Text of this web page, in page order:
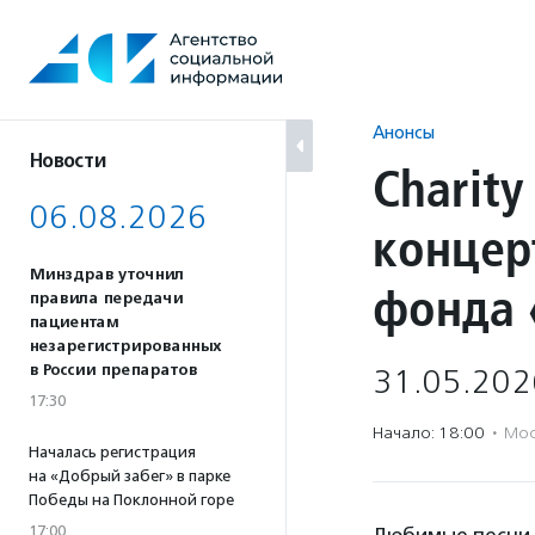
содержанию
Новости
06.08.2026
Минздрав уточнил
правила передачи
пациентам
незарегистрированных
в России препаратов
17:30
Началась регистрация
на «Добрый забег» в парке
Победы на Поклонной горе
17:00
Анонсы
фонда
Начало: 18:00 ·